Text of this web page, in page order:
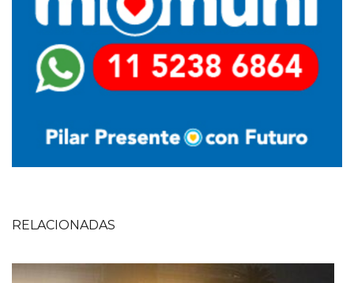
RELACIONADAS
Imagen